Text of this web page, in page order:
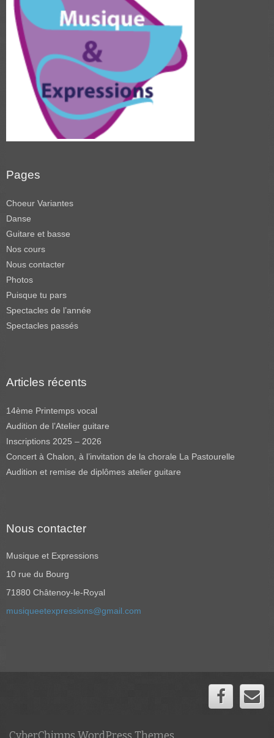
Pages
Choeur Variantes
Danse
Guitare et basse
Nos cours
Nous contacter
Photos
Puisque tu pars
Spectacles de l’année
Spectacles passés
Articles récents
14ème Printemps vocal
Audition de l’Atelier guitare
Inscriptions 2025 – 2026
Concert à Chalon, à l’invitation de la chorale La Pastourelle
Audition et remise de diplômes atelier guitare
Nous contacter
Musique et Expressions
10 rue du Bourg
71880 Châtenoy-le-Royal
musiqueetexpressions@gmail.com